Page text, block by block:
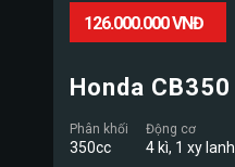
126.000.000 VNĐ
Honda CB350
Phân khối
350cc
Động cơ
4 kì, 1 xy lanh